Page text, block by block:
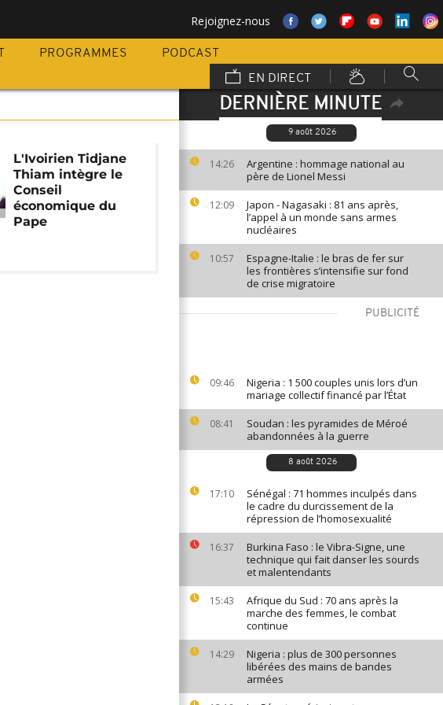
Rejoignez-nous
PROGRAMMES
PODCAST
EN DIRECT
DERNIÈRE MINUTE
9 août 2026
14:26
Argentine : hommage national au
père de Lionel Messi
12:09
Japon - Nagasaki : 81 ans après,
l’appel à un monde sans armes
nucléaires
10:57
Espagne-Italie : le bras de fer sur
les frontières s’intensifie sur fond
de crise migratoire
PUBLICITÉ
09:46
Nigeria : 1 500 couples unis lors d’un
mariage collectif financé par l’État
08:41
Soudan : les pyramides de Méroé
abandonnées à la guerre
8 août 2026
17:10
Sénégal : 71 hommes inculpés dans
le cadre du durcissement de la
répression de l’homosexualité
16:37
Burkina Faso : le Vibra-Signe, une
technique qui fait danser les sourds
et malentendants
15:43
Afrique du Sud : 70 ans après la
marche des femmes, le combat
continue
14:29
Nigeria : plus de 300 personnes
libérées des mains de bandes
armées
L'Ivoirien Tidjane
Thiam intègre le
Conseil
économique du
Pape